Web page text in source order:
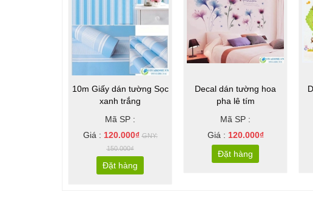
10m Giấy dán tường Sọc
xanh trắng
Mã SP :
Giá : 120.000₫GNY:
150.000₫
Đặt hàng
Decal dán tường hoa
pha lê tím
Mã SP :
Giá : 120.000₫
Đặt hàng